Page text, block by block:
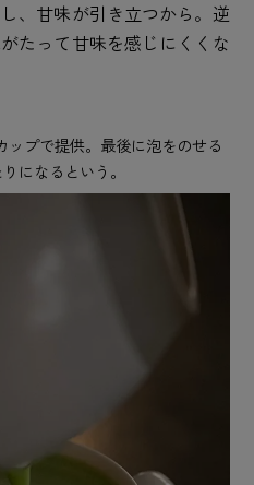
、甘味が引き立つから。逆
たって甘味を感じにくくな
ップで提供。最後に泡をのせる
になるという。